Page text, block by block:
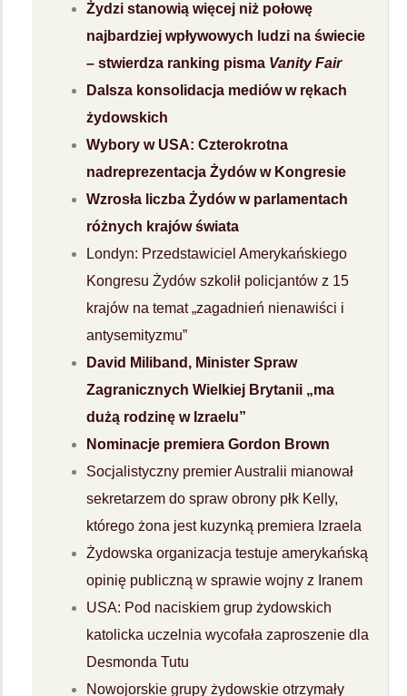
Żydzi stanowią więcej niż połowę
najbardziej wpływowych ludzi na świecie
– stwierdza ranking pisma Vanity Fair
Dalsza konsolidacja mediów w rękach
żydowskich
Wybory w USA: Czterokrotna
nadreprezentacja Żydów w Kongresie
Wzrosła liczba Żydów w parlamentach
różnych krajów świata
Londyn: Przedstawiciel Amerykańskiego
Kongresu Żydów szkolił policjantów z 15
krajów na temat „zagadnień nienawiści i
antysemityzmu”
David Miliband, Minister Spraw
Zagranicznych Wielkiej Brytanii „ma
dużą rodzinę w Izraelu”
Nominacje premiera Gordon Brown
Socjalistyczny premier Australii mianował
sekretarzem do spraw obrony płk Kelly,
którego żona jest kuzynką premiera Izraela
Żydowska organizacja testuje amerykańską
opinię publiczną w sprawie wojny z Iranem
USA: Pod naciskiem grup żydowskich
katolicka uczelnia wycofała zaproszenie dla
Desmonda Tutu
Nowojorskie grupy żydowskie otrzymały